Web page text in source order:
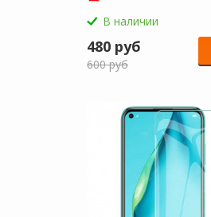
В наличии
480 руб
600 руб